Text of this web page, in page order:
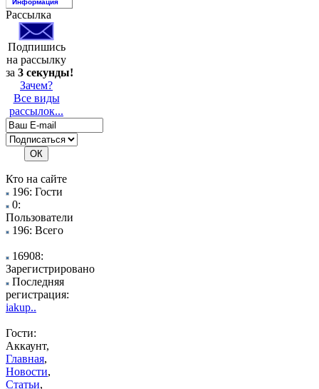
Информация
Рассылка
Подпишись
на рассылку
за 3 секунды!
Зачем?
Все виды
рассылок...
Кто на сайте
196: Гости
0:
Пользователи
196: Всего
16908:
Зарегистрировано
Последняя
регистрация:
iakup..
Гости:
Аккаунт,
Главная,
Новости,
Статьи,